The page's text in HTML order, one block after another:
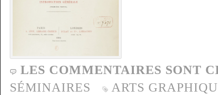
LES COMMENTAIRES SONT
SÉMINAIRES
ARTS